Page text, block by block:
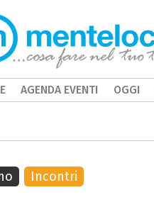
Incontri
AGENDA EVENTI OGGI